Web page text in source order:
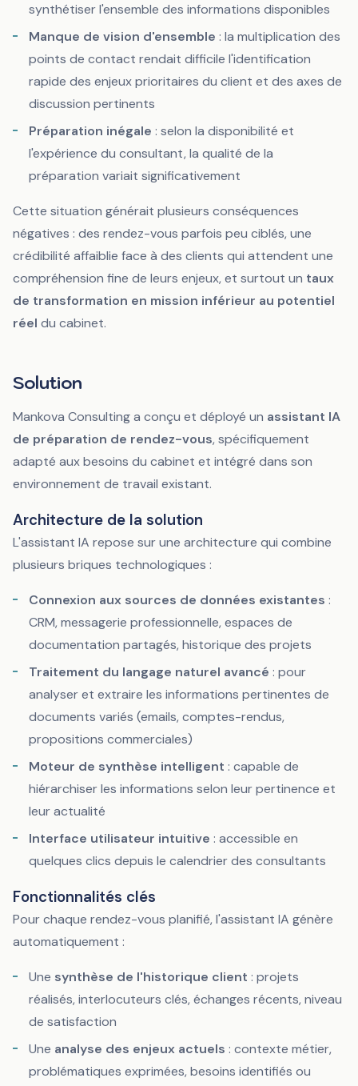
synthétiser l'ensemble des informations disponibles
Manque de vision d'ensemble : la multiplication des
points de contact rendait difficile l'identification
rapide des enjeux prioritaires du client et des axes de
discussion pertinents
Préparation inégale : selon la disponibilité et
l'expérience du consultant, la qualité de la
préparation variait significativement
Cette situation générait plusieurs conséquences
négatives : des rendez-vous parfois peu ciblés, une
crédibilité affaiblie face à des clients qui attendent une
compréhension fine de leurs enjeux, et surtout un taux
de transformation en mission inférieur au potentiel
réel du cabinet.
Solution
Mankova Consulting a conçu et déployé un assistant IA
de préparation de rendez-vous, spécifiquement
adapté aux besoins du cabinet et intégré dans son
environnement de travail existant.
Architecture de la solution
L'assistant IA repose sur une architecture qui combine
plusieurs briques technologiques :
Connexion aux sources de données existantes :
CRM, messagerie professionnelle, espaces de
documentation partagés, historique des projets
Traitement du langage naturel avancé : pour
analyser et extraire les informations pertinentes de
documents variés (emails, comptes-rendus,
propositions commerciales)
Moteur de synthèse intelligent : capable de
hiérarchiser les informations selon leur pertinence et
leur actualité
Interface utilisateur intuitive : accessible en
quelques clics depuis le calendrier des consultants
Fonctionnalités clés
Pour chaque rendez-vous planifié, l'assistant IA génère
automatiquement :
Une synthèse de l'historique client : projets
réalisés, interlocuteurs clés, échanges récents, niveau
de satisfaction
Une analyse des enjeux actuels : contexte métier,
problématiques exprimées, besoins identifiés ou